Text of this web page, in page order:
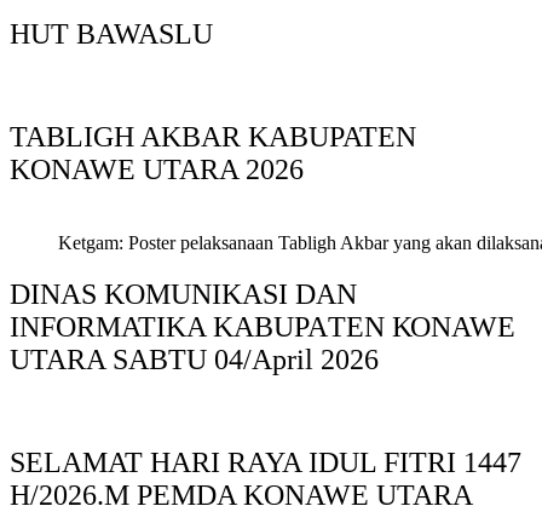
HUT BAWASLU
TABLIGH AKBAR KABUPATEN
KONAWE UTARA 2026
Ketgam: Poster pelaksanaan Tabligh Akbar yang akan
DINAS KOMUNIKASI DAN
INFORMATIKA KABUPAΤΕΝ ΚΟNAWE
UTARA SABTU 04/April 2026
SELAMAT HARI RAYA IDUL FITRI 1447
H/2026.M PEMDA KONAWE UTARA